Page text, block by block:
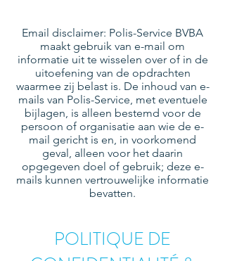
Email disclaimer: Polis-Service BVBA
maakt gebruik van e-mail om
informatie uit te wisselen over of in de
uitoefening van de opdrachten
waarmee zij belast is. De inhoud van e-
mails van Polis-Service, met eventuele
bijlagen, is alleen bestemd voor de
persoon of organisatie aan wie de e-
mail gericht is en, in voorkomend
geval, alleen voor het daarin
opgegeven doel of gebruik; deze e-
mails kunnen vertrouwelijke informatie
bevatten.
POLITIQUE DE